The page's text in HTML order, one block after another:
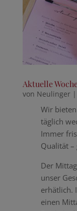
Aktuelle
von Neulinger|
Wir
täglich
Immer
Qualität –
Der
unser
erhätlich.
einen